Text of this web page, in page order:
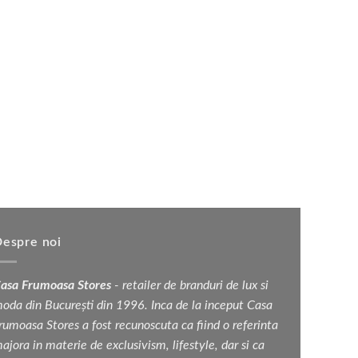
noi
Frumoasa Stores - retailer de branduri de lux si
din București din 1996. Inca de la inceput Casa
Stores a fost recunoscuta ca fiind o referinta
in materie de exclusivism, lifestyle, dar si ca